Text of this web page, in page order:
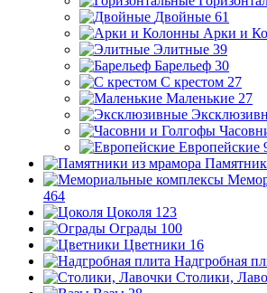
Двойные 61
Арки и
Элитные 39
Барельеф 30
С крестом 27
Маленькие 27
Европейские
464
Цоколя 123
Ограды 100
Цветники 16
Надгробная
Столики,